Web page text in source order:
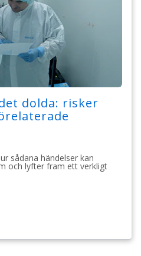
dolda: risker
sådana händelser kan
och lyfter fram ett verkligt